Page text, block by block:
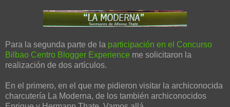
Para la segunda parte de la participación en el Concurso
Bilbao Centro Blogger Experience me solicitaron la
realización de dos artículos.
En el primero, en el que me pidieron visitar la archiconocida
charcutería La Moderna, de los también archiconocidos